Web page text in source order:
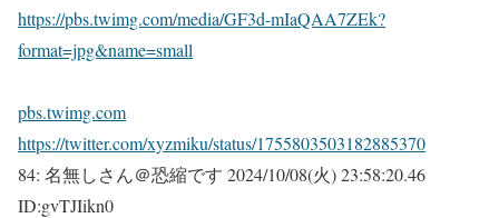
https://pbs.twimg.com/media/GF3d-mIaQAA7ZEk?
format=jpg&name=small
pbs.twimg.com
https://twitter.com/xyzmiku/status/1755803503182885370
84: 名無しさん＠恐縮です 2024/10/08(火) 23:58:20.46
ID:gvTJIikn0